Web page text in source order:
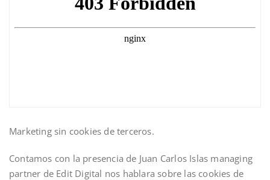
Marketing sin cookies de terceros.
Contamos con la presencia de Juan Carlos Islas managing
partner de Edit Digital nos hablara sobre las cookies de